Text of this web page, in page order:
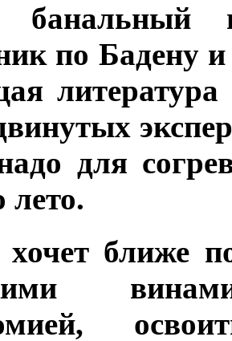
по Бадену и
для
лето.
хочет ближе